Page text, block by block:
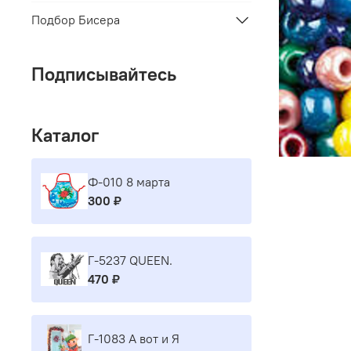
Подбор Бисера
Подписывайтесь
Каталог
Ф-010 8 марта
300 ₽
Г-5237 QUEEN.
470 ₽
Г-1083 А вот и Я